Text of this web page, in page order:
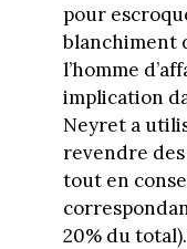
pour
blanchiment
l’homme
implication
Neyret a
revendre
tout en
20% du